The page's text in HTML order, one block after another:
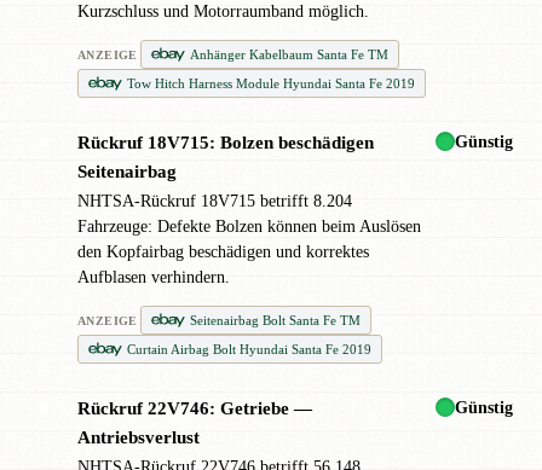
Kurzschluss und Motorraumband möglich.
ANZEIGE
Anhänger Kabelbaum Santa Fe TM
Tow Hitch Harness Module Hyundai Santa Fe 2019
Rückruf 18V715: Bolzen beschädigen
Seitenairbag
NHTSA-Rückruf 18V715 betrifft 8.204
Fahrzeuge: Defekte Bolzen können beim Auslösen
den Kopfairbag beschädigen und korrektes
Aufblasen verhindern.
ANZEIGE
Seitenairbag Bolt Santa Fe TM
Curtain Airbag Bolt Hyundai Santa Fe 2019
Günstig
Rückruf 22V746: Getriebe —
Antriebsverlust
Günstig